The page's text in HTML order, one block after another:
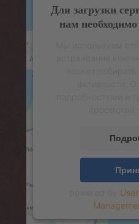
Для загрузки
нам